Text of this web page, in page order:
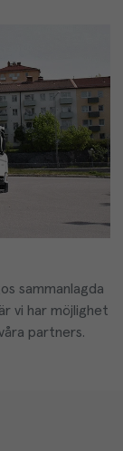
sammanlagda
vi har möjlighet
partners.